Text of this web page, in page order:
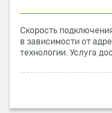
Скорость
в зависимости от
технологии. Услуга